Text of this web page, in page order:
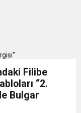
Filibe
“2.
Bulgar